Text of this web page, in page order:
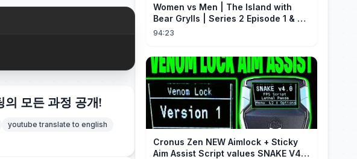
의 모든 과정 공개!
youtube translate to english
Women vs Men | The Island with
Bear Grylls | Series 2 Episode 1 & 2 |
Full Episode
94:23
Cronus Zen NEW Aimlock + Sticky
Aim Assist Script values SNAKE V4